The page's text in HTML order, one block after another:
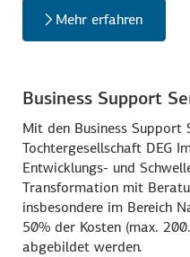
Mehr erfahren
Business Support
Mit den Business Support
Tochtergesellschaft DEG
Entwicklungs- und
Transformation mit
insbesondere im Bereich
50% der Kosten (max.
abgebildet werden.